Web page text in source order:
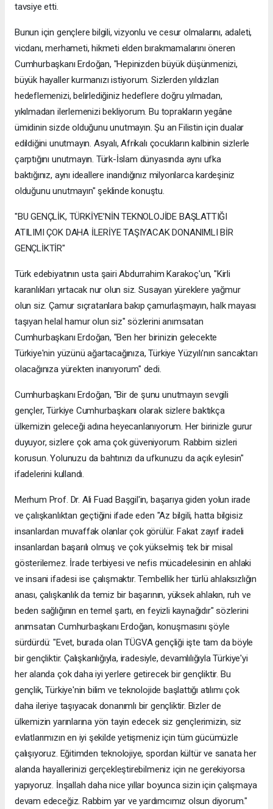
tavsiye etti.
Bunun için gençlere bilgili, vizyonlu ve cesur olmalarını, adaleti,
vicdanı, merhameti, hikmeti elden bırakmamalarını öneren
Cumhurbaşkanı Erdoğan, "Hepinizden büyük düşünmenizi,
büyük hayaller kurmanızı istiyorum. Sizlerden yıldızları
hedeflemenizi, belirlediğiniz hedeflere doğru yılmadan,
yıkılmadan ilerlemenizi bekliyorum. Bu toprakların yegâne
ümidinin sizde olduğunu unutmayın. Şu an Filistin için dualar
edildiğini unutmayın. Asyalı, Afrikalı çocukların kalbinin sizlerle
çarptığını unutmayın. Türk-İslam dünyasında aynı ufka
baktığınız, aynı ideallere inandığınız milyonlarca kardeşiniz
olduğunu unutmayın" şeklinde konuştu.
"BU GENÇLİK, TÜRKİYE’NİN TEKNOLOJİDE BAŞLATTIĞI
ATILIMI ÇOK DAHA İLERİYE TAŞIYACAK DONANIMLI BİR
GENÇLİKTİR"
Türk edebiyatının usta şairi Abdurrahim Karakoç'un, "Kirli
karanlıkları yırtacak nur olun siz. Susayan yüreklere yağmur
olun siz. Çamur sıçratanlara bakıp çamurlaşmayın, halk mayası
taşıyan helal hamur olun siz" sözlerini anımsatan
Cumhurbaşkanı Erdoğan, "Ben her birinizin gelecekte
Türkiye'nin yüzünü ağartacağınıza, Türkiye Yüzyılı'nın sancaktarı
olacağınıza yürekten inanıyorum" dedi.
Cumhurbaşkanı Erdoğan, "Bir de şunu unutmayın sevgili
gençler, Türkiye Cumhurbaşkanı olarak sizlere baktıkça
ülkemizin geleceği adına heyecanlanıyorum. Her birinizle gurur
duyuyor, sizlere çok ama çok güveniyorum. Rabbim sizleri
korusun. Yolunuzu da bahtınızı da ufkunuzu da açık eylesin"
ifadelerini kullandı.
Merhum Prof. Dr. Ali Fuad Başgil'in, başarıya giden yolun irade
ve çalışkanlıktan geçtiğini ifade eden "Az bilgili, hatta bilgisiz
insanlardan muvaffak olanlar çok görülür. Fakat zayıf iradeli
insanlardan başarılı olmuş ve çok yükselmiş tek bir misal
gösterilemez. İrade terbiyesi ve nefis mücadelesinin en ahlaki
ve insani ifadesi ise çalışmaktır. Tembellik her türlü ahlaksızlığın
anası, çalışkanlık da temiz bir başarının, yüksek ahlakın, ruh ve
beden sağlığının en temel şartı, en feyizli kaynağıdır" sözlerini
anımsatan Cumhurbaşkanı Erdoğan, konuşmasını şöyle
sürdürdü: "Evet, burada olan TÜGVA gençliği işte tam da böyle
bir gençliktir. Çalışkanlığıyla, iradesiyle, devamlılığıyla Türkiye'yi
her alanda çok daha iyi yerlere getirecek bir gençliktir. Bu
gençlik, Türkiye'nin bilim ve teknolojide başlattığı atılımı çok
daha ileriye taşıyacak donanımlı bir gençliktir. Bizler de
ülkemizin yarınlarına yön tayin edecek siz gençlerimizin, siz
evlatlarımızın en iyi şekilde yetişmeniz için tüm gücümüzle
çalışıyoruz. Eğitimden teknolojiye, spordan kültür ve sanata her
alanda hayallerinizi gerçekleştirebilmeniz için ne gerekiyorsa
yapıyoruz. İnşallah daha nice yıllar boyunca sizin için çalışmaya
devam edeceğiz. Rabbim yar ve yardımcımız olsun diyorum."